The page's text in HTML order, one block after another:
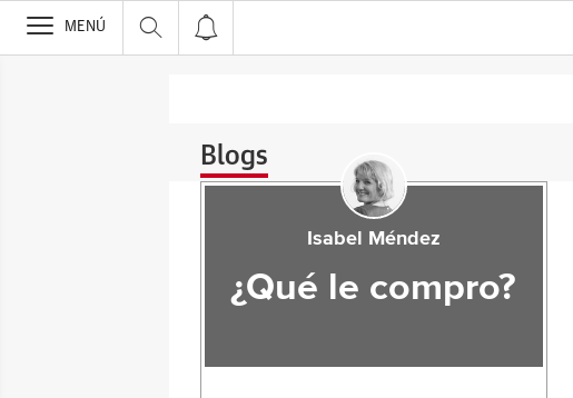
>
MENÚ
Blogs
Isabel Méndez
¿Qué le compro?